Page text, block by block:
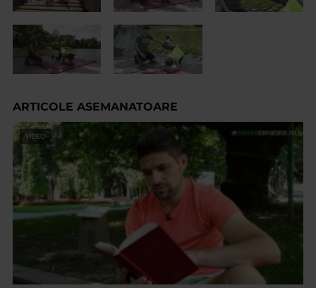
ARTICOLE ASEMANATOARE
VIDEO